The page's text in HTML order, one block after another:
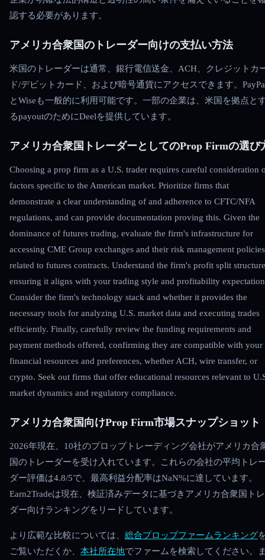
認する必要があります。
アメリカ合衆国のトレーダー向けの支払い方法
米国のトレーダーは通常、銀行電信送金、ACH、クレジットカ
ド/デビットカード、および暗号通貨にアクセスできます。
とWiseも一般的に利用可能です。一部の企業は、米国を拠点と
るpayoutのためにDeelを提供しています。
アメリカ合衆国トレーダーとしてのProp Firmの選び
Choosing a prop firm as a U.S. trader requires careful consideration
factors specific to the American market. Prioritize firms that
demonstrate a clear understanding of and adherence to CFTC/NFA
regulations, and can provide documentation proving this. Given the
dominance of futures trading, evaluate the firm's infrastructure for
accessing CME Group exchanges and their risk management policies
related to futures contracts. Understand the firm's profit split
ensuring it aligns with your trading style and profitability
Consider the firm's technology stack and whether it provides the
necessary tools for analyzing U.S. market data and executing trades
efficiently. Finally, carefully review the funding requirements and
payment methods offered, confirming they are compatible with your
financial resources and preferences, whether ACH, wire transfer, or
crypto. Seek out firms that offer educational resources relevant to
market dynamics and regulatory compliance.
アメリカ合衆国向けProp Firm市場スナップショット
2026年現在、10社のプロップトレーディング会社がアメリカ合
国のトレーダーを受け入れています。これらの会社の平均トレ
ダー評価は4.8/5で、最高利益分配率はNaN%に達しています。
Earn2Tradeは現在、検証済みデータに基づきアメリカ合衆国ト
ダー向けランキングをリードしています。
より広範な比較については、 総合プロップファームランキング
ご覧いただくか、 本社所在地でファームを検索してください。